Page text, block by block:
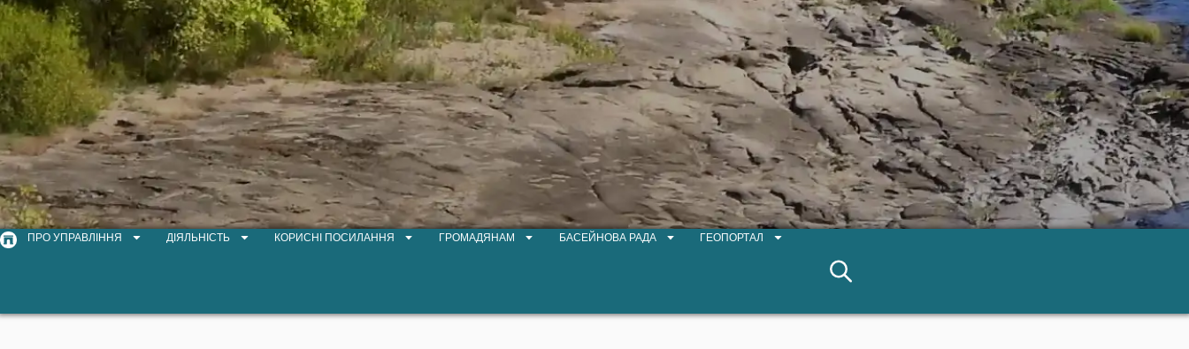
ПРО УПРАВЛІННЯ ДІЯЛЬНІСТЬ КОРИСНІ ПОСИЛАННЯ ГРОМАДЯНАМ БАСЕЙНОВА РАДА ГЕОПОРТАЛ